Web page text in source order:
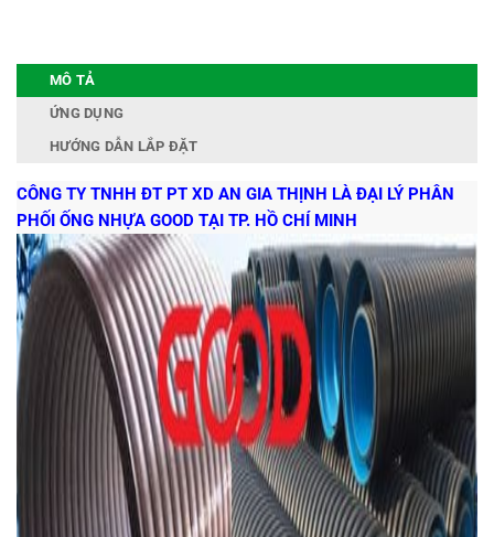
MÔ TẢ
ỨNG DỤNG
HƯỚNG DẪN LẮP ĐẶT
CÔNG TY TNHH ĐT PT XD AN GIA THỊNH LÀ ĐẠI LÝ PHÂN
PHỐI ỐNG NHỰA GOOD TẠI TP. HỒ CHÍ MINH